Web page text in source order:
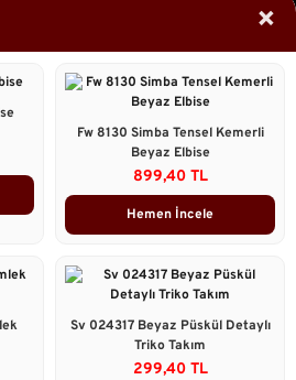
Çok Satanlar
×
Fw 8130 Simba Tensel Kemerli
Beyaz Elbise
899,40 TL
Hemen İncele
Sv 024317 Beyaz Püskül Detaylı
Triko Takım
299,40 TL
Takip Edin!
SSL sertifikası ile korunmaktadır.
e-
ticaret
paketleri
ile